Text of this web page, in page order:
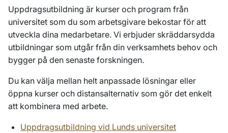
Uppdragsutbildning är kurser och program från
universitet som du som arbetsgivare bekostar för att
utveckla dina medarbetare. Vi erbjuder skräddarsydda
utbildningar som utgår från din verksamhets behov och
bygger på den senaste forskningen.
Du kan välja mellan helt anpassade lösningar eller
öppna kurser och distansalternativ som gör det enkelt
att kombinera med arbete.
Uppdragsutbildning vid Lunds universitet